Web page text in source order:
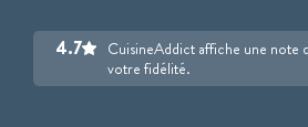
4.7
CuisineAddict affiche une note
votre fidélité.